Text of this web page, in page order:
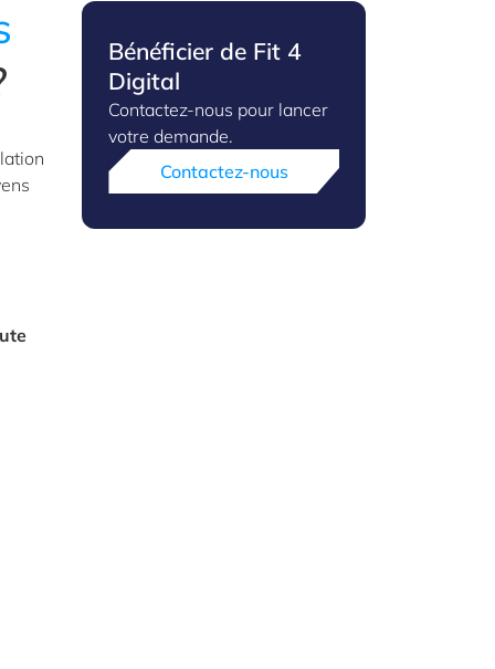
Bénéficier de Fit 4
Digital
Contactez-nous pour lancer
votre demande.
Contactez-nous